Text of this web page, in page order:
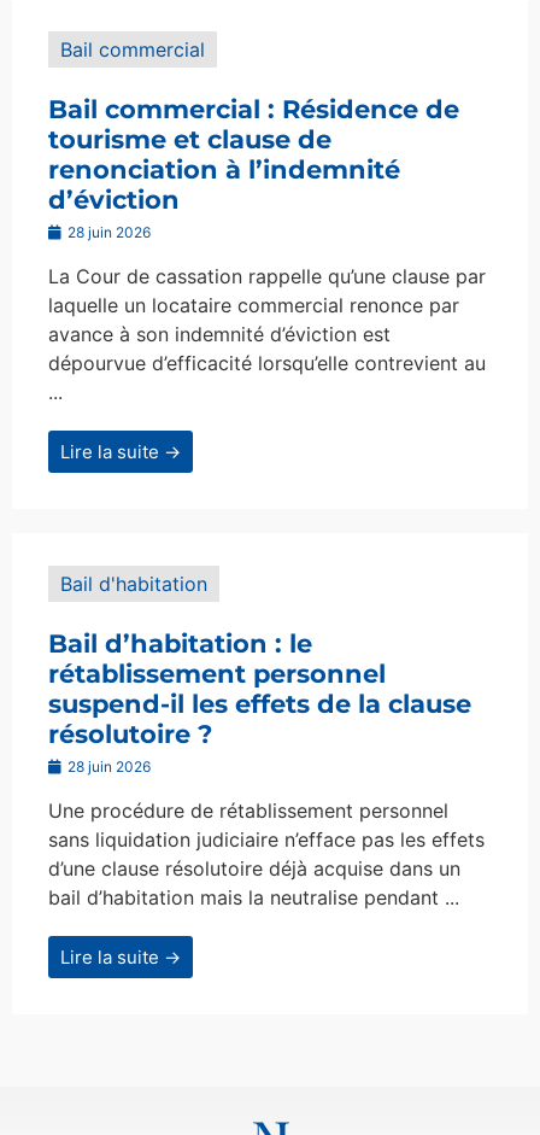
Bail commercial
Bail commercial : Résidence de
tourisme et clause de
renonciation à l’indemnité
d’éviction
28 juin 2026
La Cour de cassation rappelle qu’une clause par
laquelle un locataire commercial renonce par
avance à son indemnité d’éviction est
dépourvue d’efficacité lorsqu’elle contrevient au
...
Lire la suite →
Bail d'habitation
Bail d’habitation : le
rétablissement personnel
suspend-il les effets de la clause
résolutoire ?
28 juin 2026
Une procédure de rétablissement personnel
sans liquidation judiciaire n’efface pas les effets
d’une clause résolutoire déjà acquise dans un
bail d’habitation mais la neutralise pendant ...
Lire la suite →